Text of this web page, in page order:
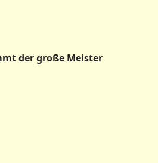
der große Meister